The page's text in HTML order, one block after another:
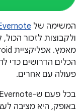
המשימה של
ולקבוצות לזכור
הכלים הדרושים כדי
פעולה עם אחרים.